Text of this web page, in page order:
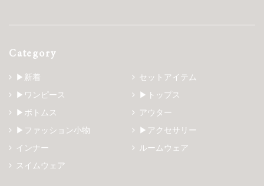
Category
▶新着
セットアイテム
▶ワンピース
▶トップス
▶ボトムス
アウター
▶ファッション小物
▶アクセサリー
インナー
ルームウェア
スイムウェア